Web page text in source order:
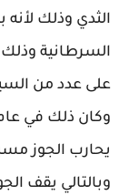
الثدي وذلك لأنه
السرطانية
على عدد من
وكان ذلك في عام ٢٠١٩، حيث يعمل الجوز
يحارب الجوز
وبالتالي يقف